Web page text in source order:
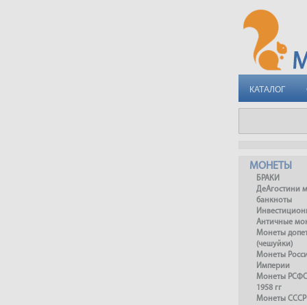
КАТАЛОГ
МОНЕТЫ
БРАКИ
ДеАгостини
банкноты
Античные
Монеты
(чешуйки)
Монеты
Империи
Монеты
1958 гг
Монеты СССР